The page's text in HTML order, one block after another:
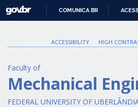
O
GOVBR
COMUNICA BR
ACCESSIBILITY
HIGH
Faculty of
Mechanical
FEDERAL UNIVERSITY OF